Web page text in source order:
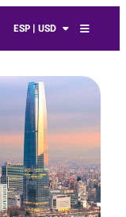
ESP | USD